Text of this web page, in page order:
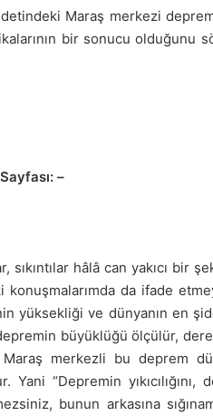
Maraş merkezi
bir sonucu olduğunu
–
hâlâ can yakıcı bir
da ifade
yüksekliği ve dünyanın en
büyüklüğü ölçülür,
merkezli bu deprem
“Depremin yıkıcılığını,
bunun arkasına